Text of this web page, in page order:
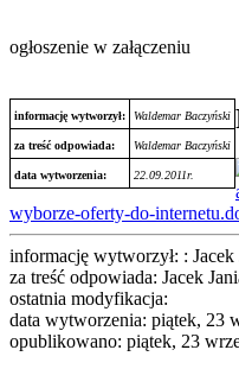
ogłoszenie w załączeniu
informację wytworzył: Waldemar Baczyński
za treść odpowiada: Waldemar Baczyński
data wytworzenia: 22.09.2011r.
wyborze-oferty-do-
informację wytworzył: : Jacek
za treść odpowiada: Jacek
ostatnia modyfikacja:
data wytworzenia: piątek, 23
opublikowano: piątek, 23